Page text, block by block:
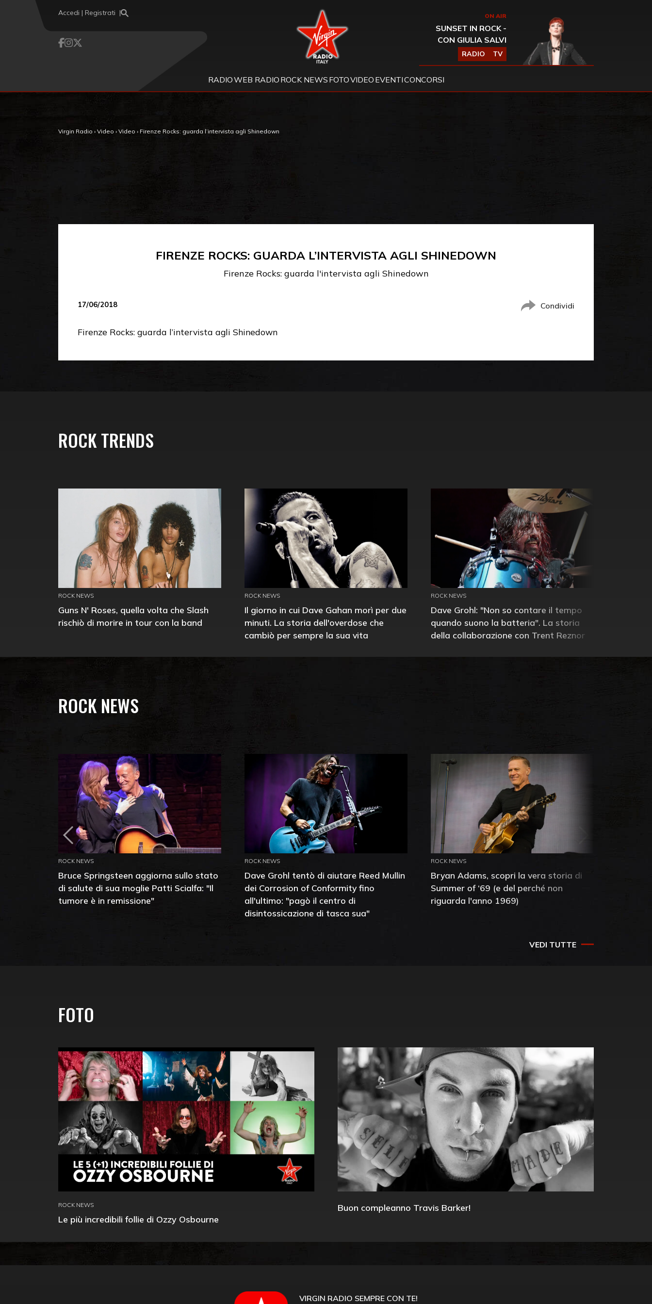
Accedi | Registrati Virgin Radio ON AIR
SUNSET IN ROCK -
CON GIULIA SALVI
RADIO TV
RADIOWEB RADIO ROCK NEWS FOTOVIDEO EVENTICONCORSI
Virgin Radio › Video › Video › Firenze Rocks: guarda l’intervista agli Shinedown
FIRENZE ROCKS: GUARDA L’INTERVISTA AGLI SHINEDOWN
Firenze Rocks: guarda l'intervista agli Shinedown
17/06/2018 Condividi
Firenze Rocks: guarda l’intervista agli Shinedown
ROCK TRENDS
ROCK NEWS
Guns N' Roses, quella volta che Slash
rischiò di morire in tour con la band
ROCK NEWS
Il giorno in cui Dave Gahan morì per due
minuti. La storia dell'overdose che
cambiò per sempre la sua vita
ROCK NEWS
Dave Grohl: "Non so contare il tempo
quando suono la batteria". La storia
della collaborazione con Trent Reznor
ROCK NEWS
ROCK NEWS
Bruce Springsteen aggiorna sullo stato
di salute di sua moglie Patti Scialfa: "Il
tumore è in remissione"
ROCK NEWS
Dave Grohl tentò di aiutare Reed Mullin
dei Corrosion of Conformity fino
all'ultimo: "pagò il centro di
disintossicazione di tasca sua"
ROCK NEWS
Bryan Adams, scopri la vera storia di
Summer of ‘69 (e del perché non
riguarda l'anno 1969)
VEDI TUTTE
FOTO
ROCK NEWS
Le più incredibili follie di Ozzy Osbourne
Buon compleanno Travis Barker!
VIRGIN RADIO SEMPRE CON TE!